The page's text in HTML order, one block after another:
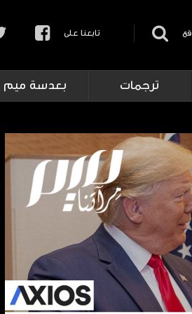
تابعنا على
ترجمات بعدسة ميم